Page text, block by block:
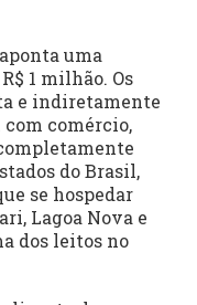
uma
1 milhão. Os
e indiretamente
comércio,
do Brasil,
se hospedar
Lagoa Nova e
dos leitos no